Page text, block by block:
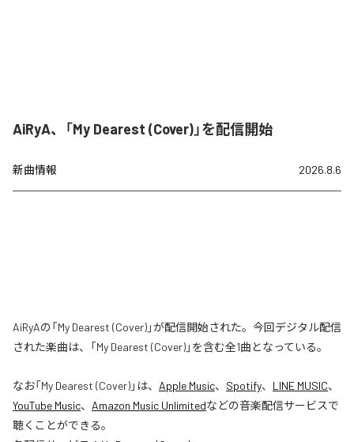
AiRyA、「My Dearest (Cover)」を配信開始
新曲情報 2026.8.6
AiRyAの「My Dearest (Cover)」が配信開始された。今回デジタル配信
された楽曲は、「My Dearest (Cover)」を含む全1曲となっている。
なお「My Dearest (Cover)」は、 Apple Music、 Spotify、 LINE MUSIC、
YouTube Music、 Amazon Music Unlimitedなどの音楽配信サービスで
聴くことができる。